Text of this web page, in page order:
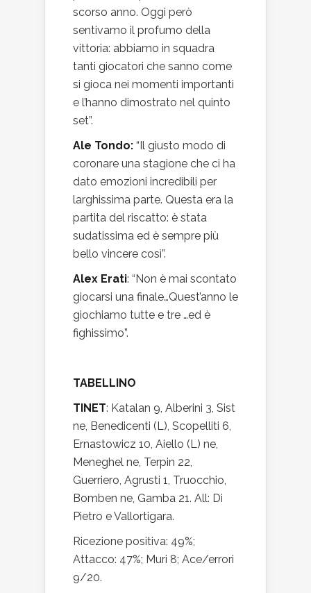
scorso anno. Oggi però
sentivamo il profumo della
vittoria: abbiamo in squadra
tanti giocatori che sanno come
si gioca nei momenti importanti
e l’hanno dimostrato nel quinto
set”.
Ale Tondo: “Il giusto modo di
coronare una stagione che ci ha
dato emozioni incredibili per
larghissima parte. Questa era la
partita del riscatto: è stata
sudatissima ed è sempre più
bello vincere così”.
Alex Erati: “Non è mai scontato
giocarsi una finale…Quest’anno le
giochiamo tutte e tre …ed è
fighissimo”.
TABELLINO
TINET: Katalan 9, Alberini 3, Sist
ne, Benedicenti (L), Scopelliti 6,
Ernastowicz 10, Aiello (L) ne,
Meneghel ne, Terpin 22,
Guerriero, Agrusti 1, Truocchio,
Bomben ne, Gamba 21. All: Di
Pietro e Vallortigara.
Ricezione positiva: 49%;
Attacco: 47%; Muri 8; Ace/errori
9/20.